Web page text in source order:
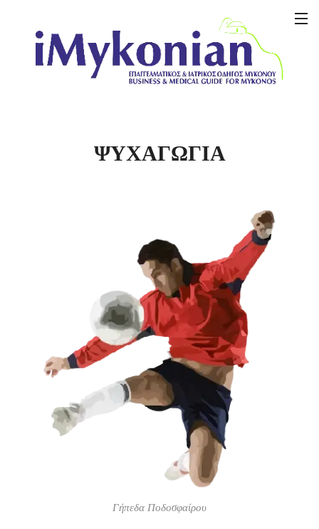
ΨΥΧΑΓΩΓΙΑ
Γήπεδα Ποδοσφαίρου